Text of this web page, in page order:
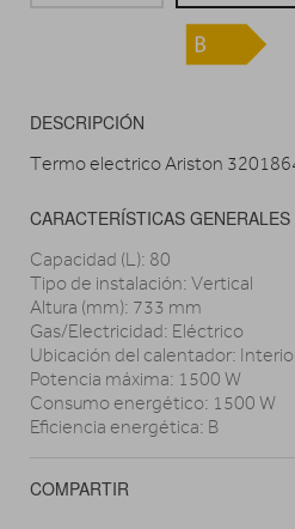
DESCRIPCIÓN
Termo electrico Ariston
CARACTERÍSTICAS GENERALES
Capacidad (L): 80
Tipo de instalación: Vertical
Altura (mm): 733 mm
Gas/Electricidad: Eléctrico
Ubicación del calentador:
Potencia máxima: 1500 W
Consumo energético: 1500 W
Eficiencia energética: B
COMPARTIR